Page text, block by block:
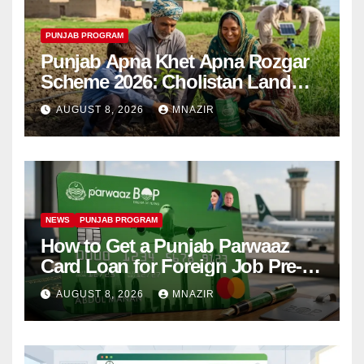
PUNJAB PROGRAM
Punjab Apna Khet Apna Rozgar
Scheme 2026: Cholistan Land
Distribution Begins
AUGUST 8, 2026 MNAZIR
NEWS PUNJAB PROGRAM
How to Get a Punjab Parwaaz
Card Loan for Foreign Job Pre-
Departure Costs
AUGUST 8, 2026 MNAZIR